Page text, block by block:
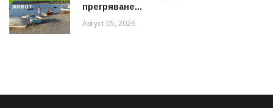
ЖИВОТ
прегряване...
Август 05, 2026